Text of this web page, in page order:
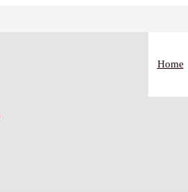
Home